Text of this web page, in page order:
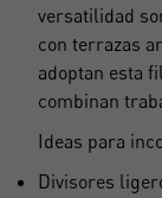
versatilidad
con terrazas
adoptan esta
combinan
Ideas para
Divisores